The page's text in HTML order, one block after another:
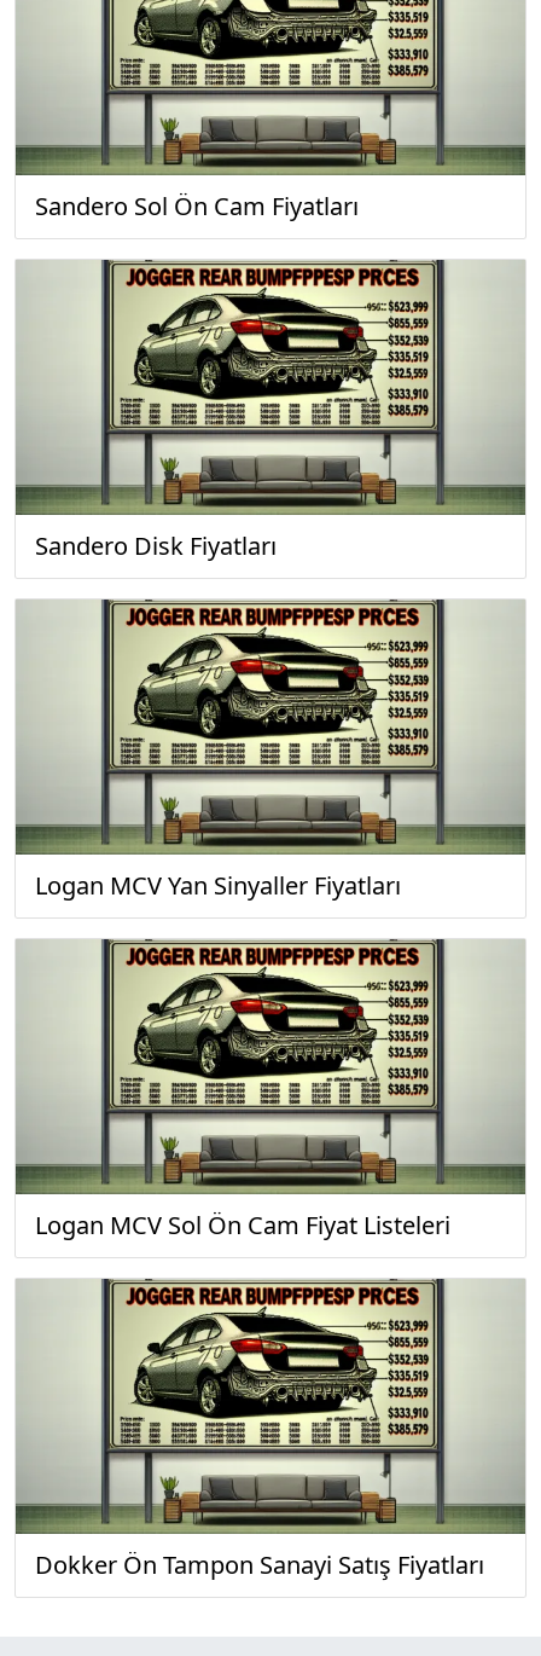
Sandero Sol Ön Cam Fiyatları
Sandero Disk Fiyatları
Logan MCV Yan Sinyaller Fiyatları
Logan MCV Sol Ön Cam Fiyat Listeleri
Dokker Ön Tampon Sanayi Satış Fiyatları